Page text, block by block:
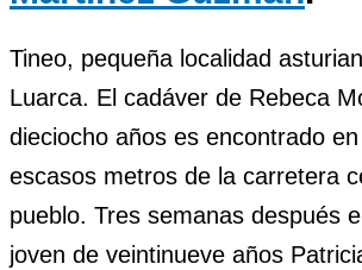
Tineo, pequeña localidad
Luarca. El cadáver de Rebeca
dieciocho años es encontrado
escasos metros de la carretera
pueblo. Tres semanas después
joven de veintinueve años